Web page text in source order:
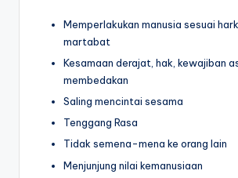
Memperlakukan manusia sesuai
martabat
Kesamaan derajat, hak, kewajiban
membedakan
Saling mencintai sesama
Tenggang Rasa
Tidak semena-mena ke orang lain
Menjunjung nilai kemanusiaan